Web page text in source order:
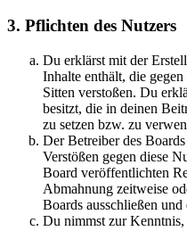
3. Pflichten des Nutzers
Du erklärst mit der
Inhalte enthält, die
Sitten verstoßen. Du
besitzt, die in deinen
zu setzen bzw. zu
Der Betreiber des
Verstößen gegen diese
Board veröffentlichten
Abmahnung zeitweise
Boards ausschließen
Du nimmst zur Kenntnis,